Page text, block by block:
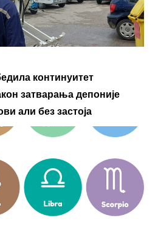
континуитет
затварања депоније
али без застоја